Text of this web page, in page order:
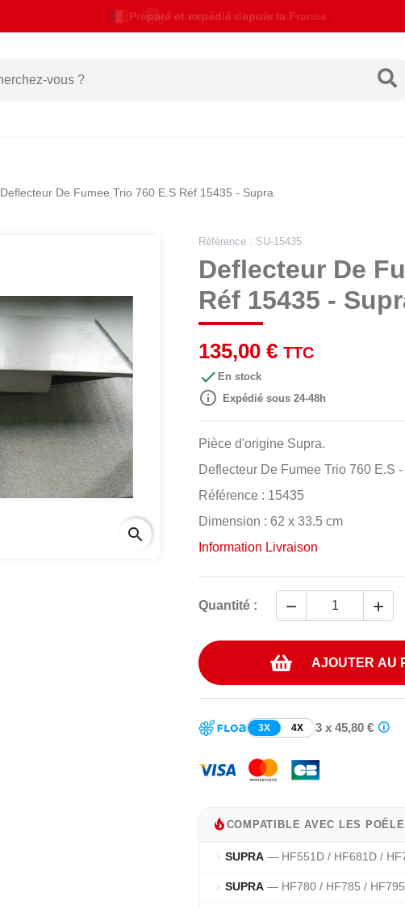
Actualités de livraison
Deflecteur De Fumee Trio 760 E.S Réf 15435 - Supra
search
Référence : SU-15435
Deflecteur De
Réf 15435 -
135,00 € TTC
 En stock
 Expédié sous 24-48h
Pièce d'origine Supra.
Deflecteur De Fumee Trio 760 E.S
Référence : 15435
Dimension : 62 x 33.5 cm
Information Livraison
Quantité :  
AJOUTER AU
3X 4X 3 x 45,80 €
local_fire_department COMPATIBLE AVEC LES
chevron_right SUPRA — HF551D / HF681D /
chevron_right SUPRA — HF780 / HF785 / HF795